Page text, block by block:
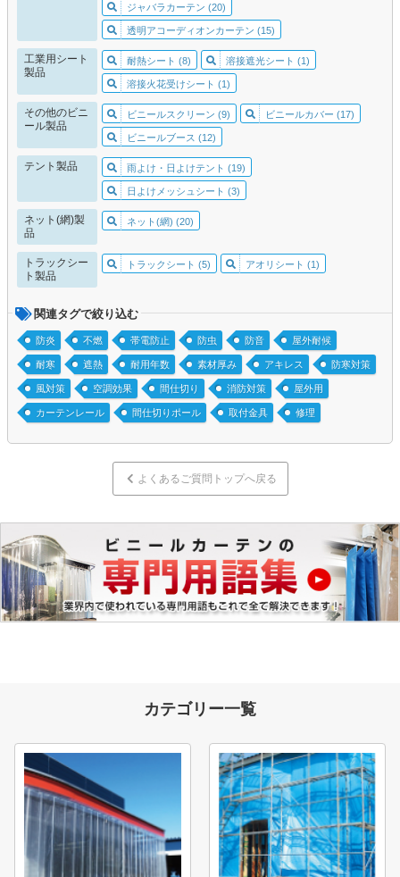
ジャバラカーテン (20)
透明アコーディオンカーテン (15)
工業用シート
製品
耐熱シート (8) 溶接遮光シート (1)
溶接火花受けシート (1)
その他のビニ
ール製品
ビニールスクリーン (9) ビニールカバー (17)
ビニールブース (12)
テント製品 雨よけ・日よけテント (19)
日よけメッシュシート (3)
ネット(網)製
品
ネット(網) (20)
トラックシー
ト製品
トラックシート (5) アオリシート (1)
関連タグで絞り込む
防炎 不燃 帯電防止 防虫 防音 屋外耐候
耐寒 遮熱 耐用年数 素材厚み アキレス 防寒対策
風対策 空調効果 間仕切り 消防対策 屋外用
カーテンレール 間仕切りポール 取付金具 修理
よくあるご質問トップへ戻る
カテゴリー一覧